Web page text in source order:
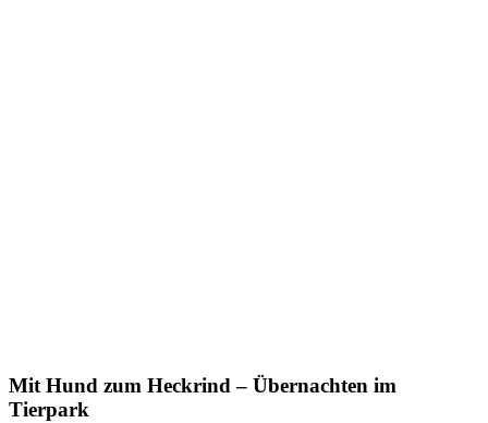
Mit Hund zum Heckrind – Übernachten im
Tierpark